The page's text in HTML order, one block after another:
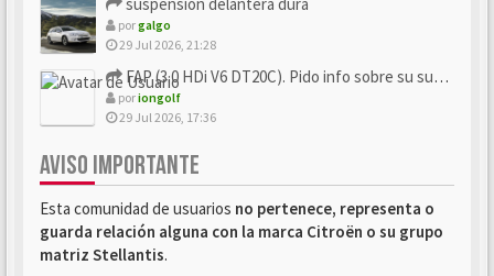
porgalgo
29 Jul 2026, 21:28
FAP (3.0 HDi V6 DT20C). Pido info sobre su sustitución
poriongolf
29 Jul 2026, 17:36
AVISO IMPORTANTE
Esta comunidad de usuarios no pertenece, representa o
guarda relación alguna con la marca Citroën o su grupo
matriz Stellantis.